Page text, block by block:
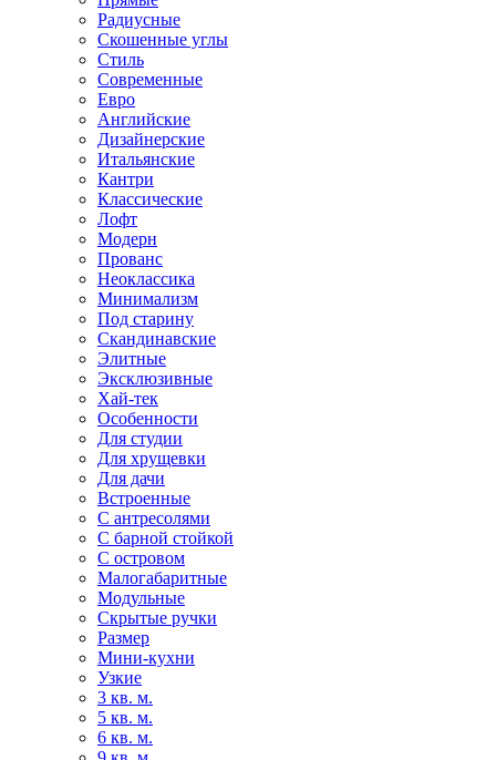
Радиусные
Скошенные углы
Стиль
Современные
Евро
Английские
Дизайнерские
Итальянские
Кантри
Классические
Лофт
Модерн
Прованс
Неоклассика
Минимализм
Под старину
Скандинавские
Элитные
Эксклюзивные
Хай-тек
Особенности
Для студии
Для хрущевки
Для дачи
Встроенные
С антресолями
С барной стойкой
С островом
Малогабаритные
Модульные
Скрытые ручки
Размер
Мини-кухни
Узкие
3 кв. м.
5 кв. м.
6 кв. м.